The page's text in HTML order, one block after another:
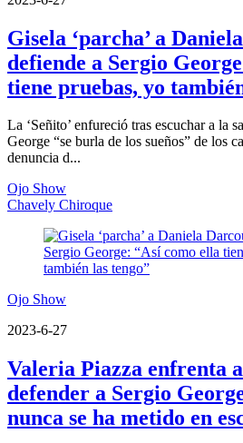
Gisela ‘parcha’ a
defiende a Sergio
tiene pruebas, yo
La ‘Señito’ enfureció tras escuchar a la
George “se burla de los sueños” de los
denuncia d...
Ojo Show
Chavely Chiroque
Ojo Show
2023-6-27
Valeria Piazza enfrenta
defender a Sergio
nunca se ha metido en